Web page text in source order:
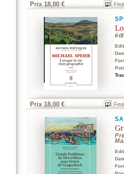
Prix 18,00 €
Prix 18,00 €